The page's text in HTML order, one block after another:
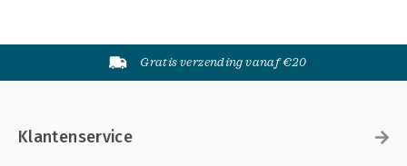
Gratis verzending vanaf €20
Klantenservice